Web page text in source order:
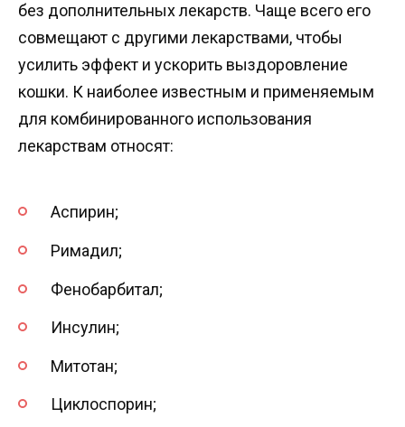
без дополнительных лекарств. Чаще всего его
совмещают с другими лекарствами, чтобы
усилить эффект и ускорить выздоровление
кошки. К наиболее известным и применяемым
для комбинированного использования
лекарствам относят:
Аспирин;
Римадил;
Фенобарбитал;
Инсулин;
Митотан;
Циклоспорин;